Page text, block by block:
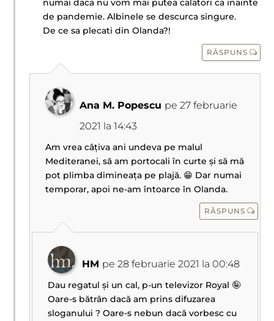
numai daca nu vom mai putea calatori ca inainte
de pandemie. Albinele se descurca singure.
De ce sa plecati din Olanda?!
RĂSPUNS
Ana M. Popescu pe 27 februarie
2021 la 14:43
Am vrea câțiva ani undeva pe malul
Mediteranei, să am portocali în curte și să mă
pot plimba dimineața pe plajă. 😁 Dar numai
temporar, apoi ne-am întoarce în Olanda.
RĂSPUNS
HM pe 28 februarie 2021 la 00:48
Dau regatul și un cal, p-un televizor Royal 🤪
Oare-s bătrân dacă am prins difuzarea
sloganului ? Oare-s nebun dacă vorbesc cu